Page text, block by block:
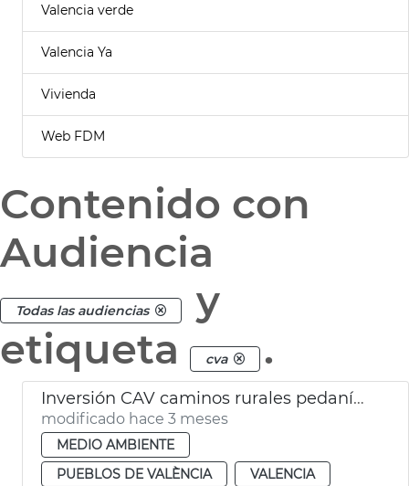
Valencia verde
Valencia Ya
Vivienda
Web FDM
Contenido con
Audiencia
Todas las audiencias
y
etiqueta
cva .
Inversión CAV caminos rurales pedanías dana València
modificado hace 3 meses
MEDIO AMBIENTE
PUEBLOS DE VALÈNCIA
VALENCIA